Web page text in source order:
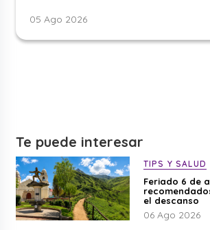
05 Ago 2026
Te puede interesar
TIPS Y SALUD
Feriado 6 de
el descanso
06 Ago 2026